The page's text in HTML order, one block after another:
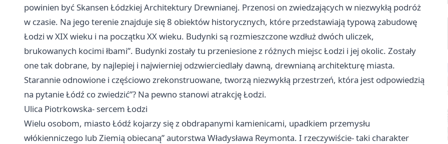
powinien być Skansen Łódzkiej Architektury Drewnianej. Przenosi on zwiedzających w niezwykłą podróż
w czasie. Na jego terenie znajduje się 8 obiektów historycznych, które przedstawiają typową zabudowę
Łodzi w XIX wieku i na początku XX wieku. Budynki są rozmieszczone wzdłuż dwóch uliczek,
brukowanych kocimi łbami”. Budynki zostały tu przeniesione z różnych miejsc Łodzi i jej okolic. Zostały
one tak dobrane, by najlepiej i najwierniej odzwierciedlały dawną, drewnianą architekturę miasta.
Starannie odnowione i częściowo zrekonstruowane, tworzą niezwykłą przestrzeń, która jest odpowiedzią
na pytanie Łódź co zwiedzić”? Na pewno stanowi atrakcję Łodzi.
Ulica Piotrkowska- sercem Łodzi
Wielu osobom, miasto Łódź kojarzy się z obdrapanymi kamienicami, upadkiem przemysłu
włókienniczego lub Ziemią obiecaną” autorstwa Władysława Reymonta. I rzeczywiście- taki charakter